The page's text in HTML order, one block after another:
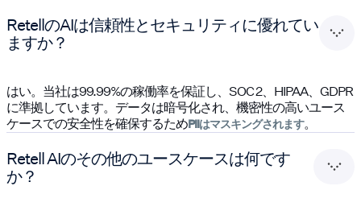
RetellのAIは信頼性とセキュリティに優れてい
ますか？
はい。当社は99.99%の稼働率を保証し、SOC 2、HIPAA、GDPR
に準拠しています。データは暗号化され、機密性の高いユース
ケースでの安全性を確保するためPIIはマスキングされます。
Retell AIのその他のユースケースは何です
か？